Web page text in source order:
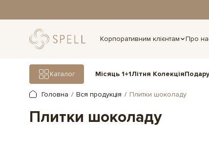
Корпоративним клієнтам Про
Каталог Місяць 1+1Літня Колекція
Головна Вся продукція Плитки шоколаду
Плитки шоколаду